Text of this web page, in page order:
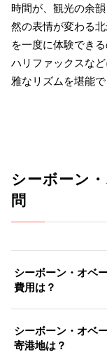
時間が、観光の余
然の表情が変わる
を一度に体験でき
ハリファックスな
雅なリズムを堪能で
シーボーン
問
シーボーン・オベ
費用は？
シーボーン・オベ
寄港地は？